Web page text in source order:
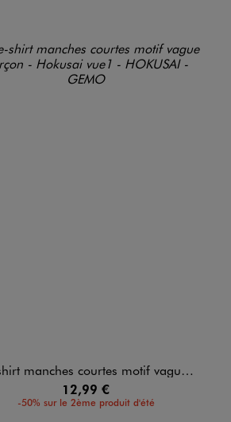
manches courtes motif vague garçon - Hokusai
12,99 €
-50% sur le 2ème produit d'été